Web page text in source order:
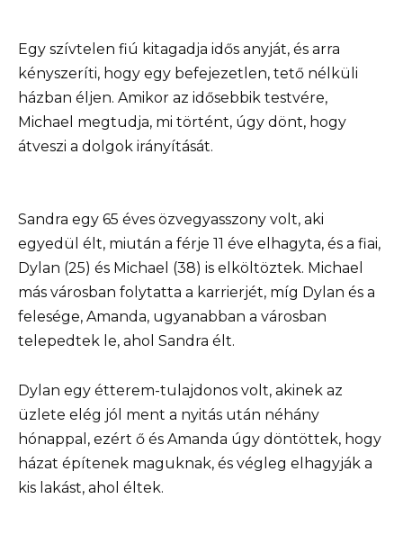
Egy szívtelen fiú kitagadja idős anyját, és arra
kényszeríti, hogy egy befejezetlen, tető nélküli
házban éljen. Amikor az idősebbik testvére,
Michael megtudja, mi történt, úgy dönt, hogy
átveszi a dolgok irányítását.
Sandra egy 65 éves özvegyasszony volt, aki
egyedül élt, miután a férje 11 éve elhagyta, és a fiai,
Dylan (25) és Michael (38) is elköltöztek. Michael
más városban folytatta a karrierjét, míg Dylan és a
felesége, Amanda, ugyanabban a városban
telepedtek le, ahol Sandra élt.
Dylan egy étterem-tulajdonos volt, akinek az
üzlete elég jól ment a nyitás után néhány
hónappal, ezért ő és Amanda úgy döntöttek, hogy
házat építenek maguknak, és végleg elhagyják a
kis lakást, ahol éltek.